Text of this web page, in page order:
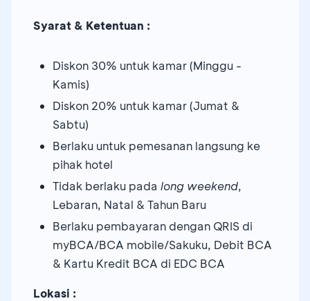
Syarat & Ketentuan :
Diskon 30% untuk kamar (Minggu -
Kamis)
Diskon 20% untuk kamar (Jumat &
Sabtu)
Berlaku untuk pemesanan langsung ke
pihak hotel
Tidak berlaku pada long weekend,
Lebaran, Natal & Tahun Baru
Berlaku pembayaran dengan QRIS di
myBCA/BCA mobile/Sakuku, Debit BCA
& Kartu Kredit BCA di EDC BCA
Lokasi :